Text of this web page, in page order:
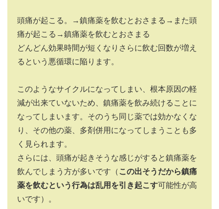
頭痛が起こる。→鎮痛薬を飲むとおさまる→また頭
痛が起こる→鎮痛薬を飲むとおさまる
どんどん効果時間が短くなりさらに飲む回数が増え
るという悪循環に陥ります。
このようなサイクルになってしまい、根本原因の軽
減が出来ていないため、鎮痛薬を飲み続けることに
なってしまいます。そのうち同じ薬では効かなくな
り、その他の薬、多剤併用になってしまうことも多
く見られます。
さらには、頭痛が起きそうな感じがすると鎮痛薬を
飲んでしまう方が多いです（ この出そうだから鎮痛
薬を飲むという行為は乱用を引き起こす可能性が高
いです）。